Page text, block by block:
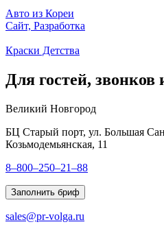
Авто из Кореи
Сайт, Разработка
Краски Детства
Для гостей, звонков
Великий Новгород
БЦ Старый порт, ул. Большая
Козьмодемьянская, 11
8–800–250–21–88
Заполнить бриф
sales@pr-volga.ru